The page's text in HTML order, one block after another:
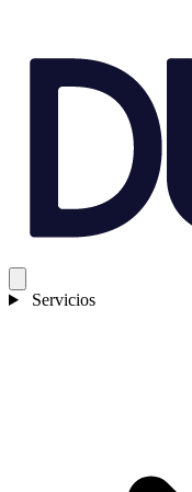
Servicios